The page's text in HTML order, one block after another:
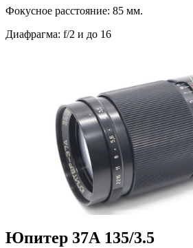
Фокусное расстояние: 85 мм.
Диафрагма: f/2 и до 16
Юпитер 37А 135/3.5